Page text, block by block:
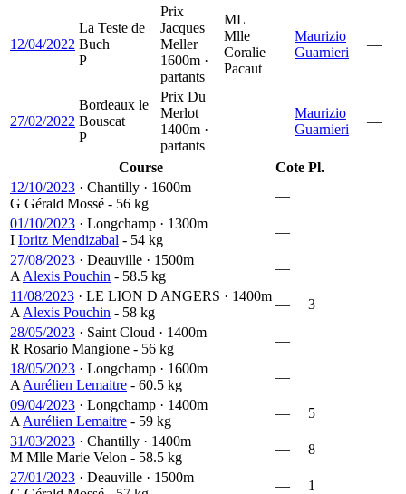
12/04/2022
La Teste de
Buch
P
Prix
Jacques
Meller
1600m ·
partants
ML
Mlle
Coralie
Pacaut
Maurizio
Guarnieri
—
27/02/2022
Bordeaux le
Bouscat
P
Prix Du
Merlot
1400m ·
partants
Maurizio
Guarnieri
—
Course Cote Pl.
12/10/2023 · Chantilly · 1600m
G Gérald Mossé - 56 kg
—
01/10/2023 · Longchamp · 1300m
I Ioritz Mendizabal - 54 kg
—
27/08/2023 · Deauville · 1500m
A Alexis Pouchin - 58.5 kg
—
11/08/2023 · LE LION D ANGERS · 1400m
A Alexis Pouchin - 58 kg
—
3
28/05/2023 · Saint Cloud · 1400m
R Rosario Mangione - 56 kg
—
18/05/2023 · Longchamp · 1600m
A Aurélien Lemaitre - 60.5 kg
—
09/04/2023 · Longchamp · 1400m
A Aurélien Lemaitre - 59 kg
—
5
31/03/2023 · Chantilly · 1400m
M Mlle Marie Velon - 58.5 kg
—
8
27/01/2023 · Deauville · 1500m
—
1